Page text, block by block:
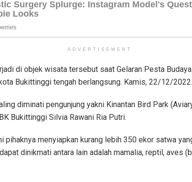
ADVERTISEMENT
di objek wisata tersebut saat Gelaran Pesta
Bukittinggi tengah berlangsung. Kamis, 22/12/2022.
diminati pengunjung yakni Kinantan Bird Park
Bukittinggi Silvia Rawani Ria Putri.
pihaknya menyiapkan kurang lebih 350 ekor satwa
dinikmati antara lain adalah mamalia, reptil, aves